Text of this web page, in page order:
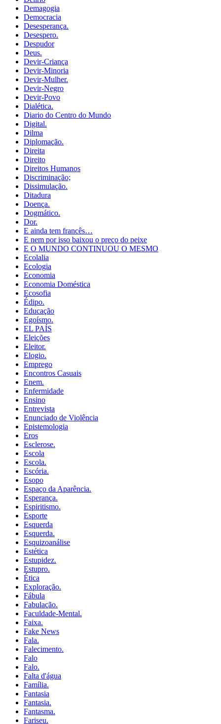
Demagogia
Democracia
Desesperança.
Desespero.
Despudor
Deus.
Devir-Criança
Devir-Minoria
Devir-Mulher.
Devir-Negro
Devir-Povo
Dialética.
Diario do Centro do Mundo
Digital.
Dilma
Diplomação.
Direita
Direito
Direitos Humanos
Discriminação;
Dissimulação.
Ditadura
Doença.
Dogmático.
Dor.
E ainda tem francês…
E nem por isso baixou o preço do peixe
E O MUNDO CONTINUOU O MESMO
Ecolalia
Ecologia
Economia
Economia Doméstica
Ecosofia
Édipo.
Educação
Egoísmo.
EL PAÍS
Eleições
Eleitor.
Elogio.
Emprego
Encontros Casuais
Enem.
Enfermidade
Ensino
Entrevista
Enunciado de Violência
Epistemologia
Eros
Esclerose.
Escola
Escola.
Escória.
Esopo
Espaço da Aparência.
Esperança.
Espiritismo.
Esporte
Esquerda
Esquerda.
Esquizoanálise
Estética
Estupidez.
Estupro.
Ética
Exploração.
Fábula
Fabulação.
Faculdade-Mental.
Faixa.
Fake News
Fala.
Falecimento.
Falo
Falo.
Falta d'água
Família.
Fantasia
Fantasia.
Fantasma.
Fariseu.